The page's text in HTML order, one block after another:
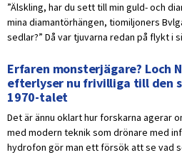
”Älskling, har du sett till min guld- och
mina diamantörhängen, tiomiljoners
sedlar?” Då var tjuvarna redan på flykt i
Erfaren monsterjägare? Loch
efterlyser nu frivilliga till den
1970-talet
Det är ännu oklart hur forskarna agerar
med modern teknik som drönare med
hydrofon gör man ett försök att se vad